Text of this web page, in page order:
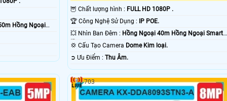
Hồng Ngoại
🦉 Chất lượng hình : FULL HD 1080P .
🏆 Công Nghệ Sử Dụng :
IP POE.
💥 Nhìn Ban Đêm : Hồng Ngoại 40m Hồng Ngoại Smart
IR. 💢 Cấu Tạo Camera Dome Kim loại.
️➲ Ưu Điểm : Thu Âm.
703